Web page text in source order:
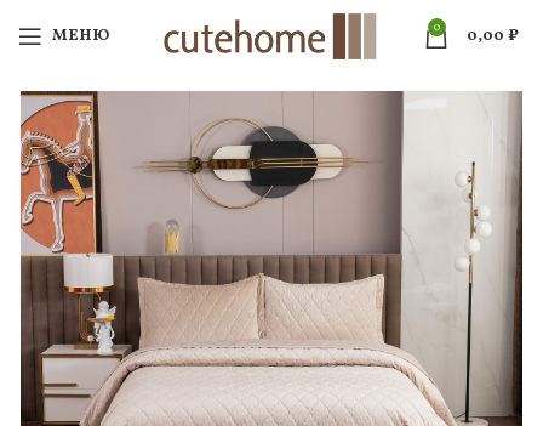
МЕНЮ 0 0,00 ₽